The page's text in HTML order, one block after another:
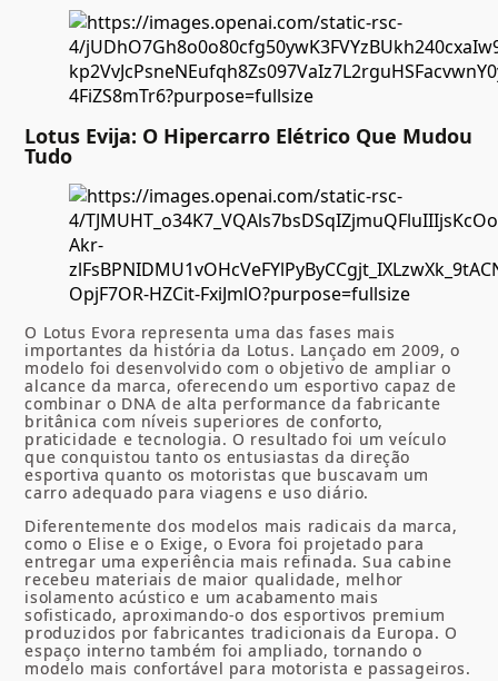
Lotus Evija: O Hipercarro Elétrico Que Mudou
Tudo
O Lotus Evora representa uma das fases mais
importantes da história da Lotus. Lançado em 2009, o
modelo foi desenvolvido com o objetivo de ampliar o
alcance da marca, oferecendo um esportivo capaz de
combinar o DNA de alta performance da fabricante
britânica com níveis superiores de conforto,
praticidade e tecnologia. O resultado foi um veículo
que conquistou tanto os entusiastas da direção
esportiva quanto os motoristas que buscavam um
carro adequado para viagens e uso diário.
Diferentemente dos modelos mais radicais da marca,
como o Elise e o Exige, o Evora foi projetado para
entregar uma experiência mais refinada. Sua cabine
recebeu materiais de maior qualidade, melhor
isolamento acústico e um acabamento mais
sofisticado, aproximando-o dos esportivos premium
produzidos por fabricantes tradicionais da Europa. O
espaço interno também foi ampliado, tornando o
modelo mais confortável para motorista e passageiros.